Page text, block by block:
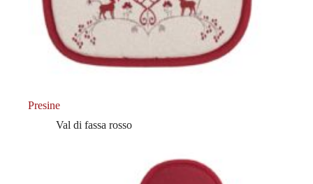
Presine
Val di fassa rosso